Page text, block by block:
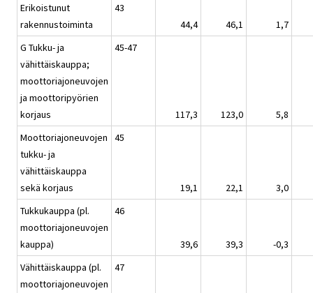
Erikoistunut
rakennustoiminta
43
44,4
46,1
1,7
G Tukku- ja
vähittäiskauppa;
moottoriajoneuvojen
ja moottoripyörien
korjaus
45-47
117,3 123,0
5,8
Moottoriajoneuvojen
tukku- ja
vähittäiskauppa
sekä korjaus
45
19,1 22,1
3,0
Tukkukauppa (pl.
moottoriajoneuvojen
kauppa)
46
39,6 39,3
-0,3
Vähittäiskauppa (pl.
moottoriajoneuvojen
47